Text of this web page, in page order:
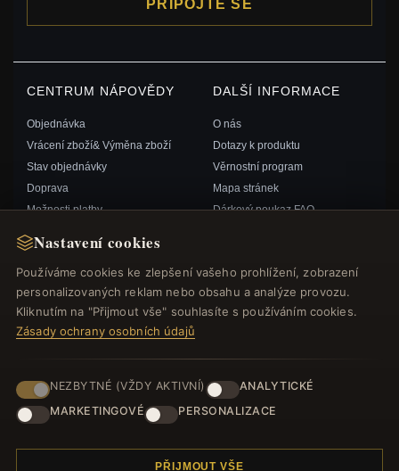
Nastavení cookies
Používáme cookies ke zlepšení vašeho prohlížení, zobrazení
personalizovaných reklam nebo obsahu a analýze provozu.
Kliknutím na "Přijmout vše" souhlasíte s používáním cookies.
Zásady ochrany osobních údajů
NEZBYTNÉ (VŽDY AKTIVNÍ)
ANALYTICKÉ
MARKETINGOVÉ
PERSONALIZACE
PŘIJMOUT VŠE
PŘIPOJTE SE
CENTRUM NÁPOVĚDY
Objednávka
Vrácení zboží& Výměna zboží
Stav objednávky
Doprava
Možnosti platby
Kontaktujte nás
DALŠÍ INFORMACE
O nás
Dotazy k produktu
Věrnostní program
Mapa stránek
Dárkový poukaz FAQ
RYCHLÉ ODKAZY
Nové produkty
Speciální nabídky
Blog
Recenze
Přihlásit se
SLEDUJTE NÁS